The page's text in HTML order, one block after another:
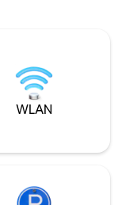
meeresgelaufene
Kilometer
historischen
und Geschäften
Quinault
WLAN